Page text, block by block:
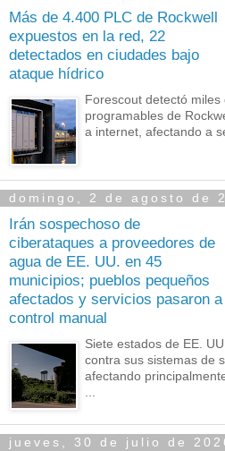
Más de 4.400 PLC de Rockwell
expuestos en la red, 22
detectados en ciudades bajo
ataque hídrico
Forescout detectó
programables de
a internet, afectando a
domingo, 2 de agosto de
Irán sospechoso de
ciberataques a proveedores de
agua de EE. UU. en 45
municipios; pueblos pequeños
afectados y servicios pasaron a
control manual
Siete estados de EE.
contra sus sistemas de
afectando
jueves, 30 de julio de